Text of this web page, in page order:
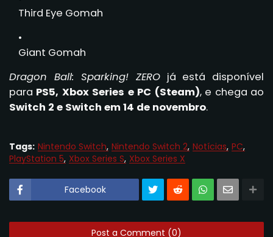
Third Eye Gomah
Giant Gomah
Dragon Ball: Sparking! ZERO já está disponível
para PS5, Xbox Series e PC (Steam), e chega ao
Switch 2 e Switch em 14 de novembro.
Tags: Nintendo Switch Nintendo Switch 2 Notícias PC
PlayStation 5 Xbox Series S Xbox Series X
Facebook
Post a Comment (0)